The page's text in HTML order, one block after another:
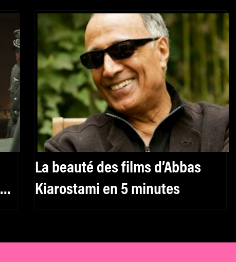
La beauté des films d’Abbas
Kiarostami en 5 minutes